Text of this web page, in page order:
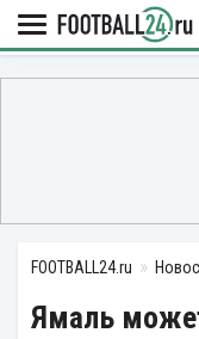
FOOTBALL24.ru
Ямаль